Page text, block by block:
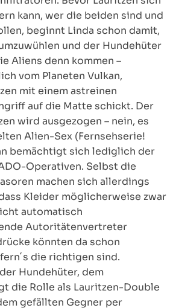
kann, wer die beiden sind und
beginnt Linda schon damit,
und der Hundehüter
Aliens denn kommen –
vom Planeten Vulkan,
mit einem astreinen
auf die Matte schickt. Der
wird ausgezogen – nein, es
Alien-Sex (Fernsehserie!
bemächtigt sich lediglich der
Operativen. Selbst die
machen sich allerdings
Kleider möglicherweise zwar
automatisch
Autoritätenvertreter
könnten da schon
die richtigen sind.
Hundehüter, dem
die Rolle als Lauritzen-Double
gefällten Gegner per